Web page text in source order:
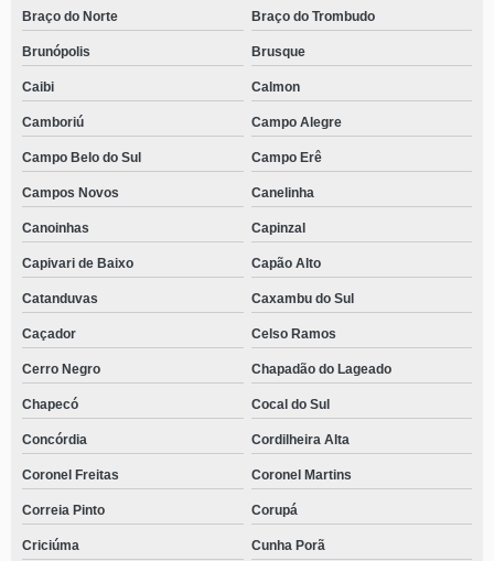
clínica especializada em tratamento para dependente químico Cunhataí
clínica especializada em tratamento de dependentes de drogas Joaçaba
tratamento para dependentes de drogas Alto Ribeirão
clínica especializada em tratamento para adolescentes dependentes
químicos Saguaçu
clínica especializada em tratamento com internação para dependentes
químicos Cunhataí
tratamento para usuários de drogas agendar Sambaqui
tratamento da dependência química São Carlos
onde faz tratamento para adolescentes dependentes químicos Santo
Antônio
tratamento para jovens dependentes químicos agendar Chapecó
Ramos
tratamento da dependência química agendar Erval Velho
clínica especializada em tratamento para usuário de drogas Autódromo
Braço do Norte Braço do Trombudo
Brunópolis Brusque
Caibi Calmon
Camboriú Campo Alegre
Campo Belo do Sul Campo Erê
Campos Novos Canelinha
Canoinhas Capinzal
Capivari de Baixo Capão Alto
Catanduvas Caxambu do Sul
Caçador Celso Ramos
Cerro Negro Chapadão do Lageado
Chapecó Cocal do Sul
Concórdia Cordilheira Alta
Coronel Freitas Coronel Martins
Correia Pinto Corupá
Criciúma Cunha Porã